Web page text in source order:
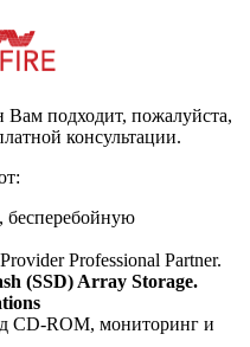
подходит, пожалуйста,
консультации.
бесперебойную
Professional Partner.
(SSD) Array Storage.
CD-ROM, мониторинг и